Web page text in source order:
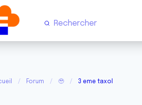
Forum 🥹 3 eme taxol